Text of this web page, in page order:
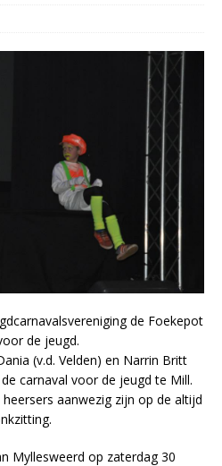
de Foekepot
de jeugd.
(v.d. Velden) en Narrin Britt
carnaval voor de jeugd te Mill.
aanwezig zijn op de altijd
Myllesweerd op zaterdag 30